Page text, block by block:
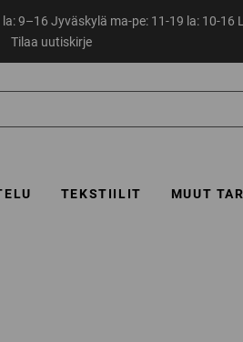
9–16 Jyväskylä ma-pe: 11-19 la: 10-16
Tilaa uutiskirje
TEKSTIILIT MUUT